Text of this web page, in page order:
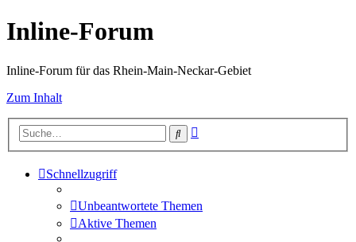
Inline-Forum
Inline-Forum für das Rhein-Main-Neckar-Gebiet
Zum Inhalt
Suche
Schnellzugriff
Unbeantwortete Themen
Aktive Themen